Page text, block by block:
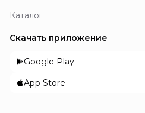
Каталог
Скачать приложение
Google Play
App Store